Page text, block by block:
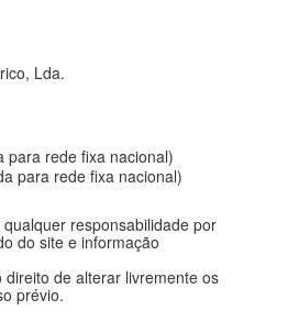
Lda.
para rede fixa nacional)
para rede fixa nacional)
responsabilidade por
do site e informação
de alterar livremente os
prévio.